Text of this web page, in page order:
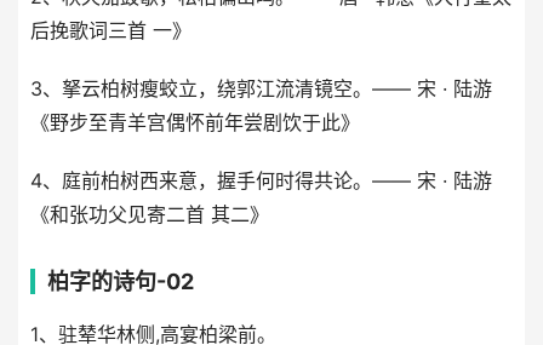
后挽歌词三首 一》
3、拏云柏树瘦蛟立，绕郭江流清镜空。—— 宋 · 陆游
《野步至青羊宫偶怀前年尝剧饮于此》
4、庭前柏树西来意，握手何时得共论。—— 宋 · 陆游
《和张功父见寄二首 其二》
柏字的诗句-02
1、驻辇华林侧,高宴柏梁前。